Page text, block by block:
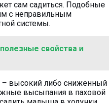
сам садиться. Подобные
с неправильным
системы.
свойства и
– высокий либо сниженный
высыпания в паховой